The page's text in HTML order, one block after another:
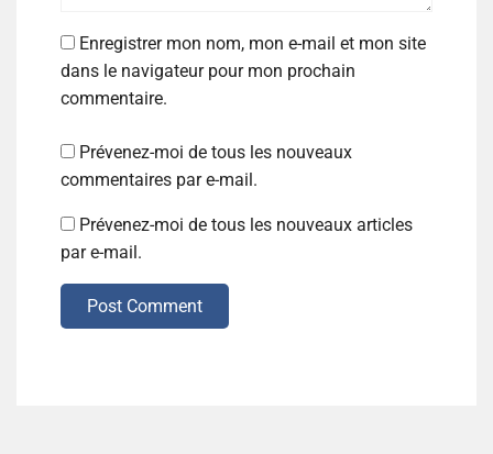
Enregistrer mon nom, mon e-mail et mon site
dans le navigateur pour mon prochain
commentaire.
Prévenez-moi de tous les nouveaux
commentaires par e-mail.
Prévenez-moi de tous les nouveaux articles
par e-mail.
Post Comment